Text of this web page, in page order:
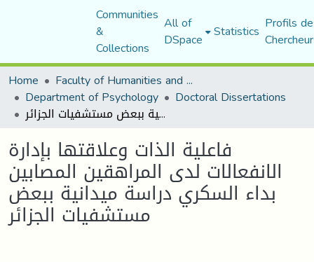
Communities
&
Collections
All of
DSpace Statistics Profils
Home
Faculty of Humanities and Social Sciences
Department of Psychology Doctoral Dissertations
فاعلية الذات وعلاقتها بإدارة الانفعالات لدى المراهقين المصابين بداء السكري دراسة ميدانية ببعض مستشفيات الجزائر
فاعلية الذات وعلاقتها بإدارة
الانفعالات لدى المراهقين المصابين
بداء السكري دراسة ميدانية ببعض
مستشفيات الجزائر